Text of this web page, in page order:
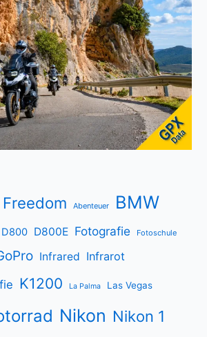
Abenteuer BMW
D800 D800E Fotografie Fotoschule
Infrared Infrarot
K1200 La Palma Las Vegas
Nikon Nikon 1